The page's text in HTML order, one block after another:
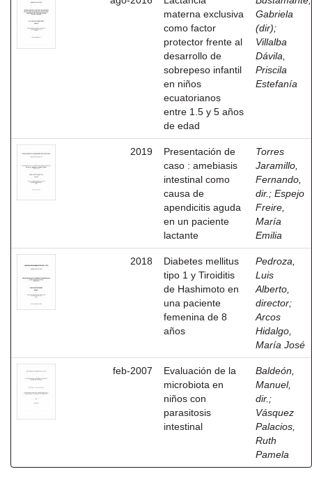
materna exclusiva
como factor
protector frente al
desarrollo de
sobrepeso infantil
en niños
ecuatorianos
entre 1.5 y 5 años
de edad
Gabriela
(dir);
Villalba
Dávila,
Priscila
Estefanía
2019
Presentación de
caso : amebiasis
intestinal como
causa de
apendicitis aguda
en un paciente
lactante
Torres
Jaramillo,
Fernando,
dir. ; Espejo
Freire,
María
Emilia
2018
Diabetes mellitus
tipo 1 y Tiroiditis
de Hashimoto en
una paciente
femenina de 8
años
Pedroza,
Luis
Alberto,
director;
Arcos
Hidalgo,
María José
feb-2007
Evaluación de la
microbiota en
niños con
parasitosis
intestinal
Baldeón,
Manuel,
dir. ;
Vásquez
Palacios,
Ruth
Pamela